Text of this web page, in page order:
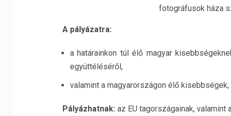
fotográfusok háza
A pályázatra:
a határainkon túl élő magyar
együttéléséről,
valamint a magyarországon élő
Pályázhatnak: az EU tagországainak,